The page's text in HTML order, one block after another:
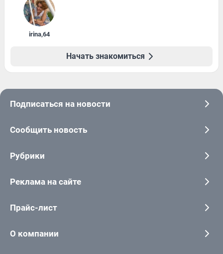
irina,64
Начать знакомиться
Подписаться на новости
Сообщить новость
Рубрики
Реклама на сайте
Прайс-лист
О компании